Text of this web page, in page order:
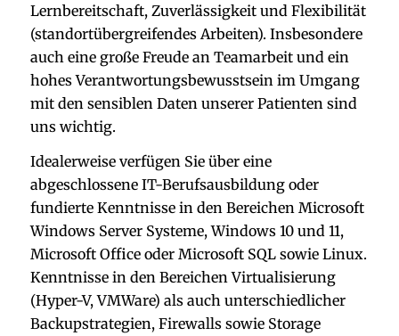
Lernbereitschaft, Zuverlässigkeit und Flexibilität
(standortübergreifendes Arbeiten). Insbesondere
auch eine große Freude an Teamarbeit und ein
hohes Verantwortungsbewusstsein im Umgang
mit den sensiblen Daten unserer Patienten sind
uns wichtig.
Idealerweise verfügen Sie über eine
abgeschlossene IT-Berufsausbildung oder
fundierte Kenntnisse in den Bereichen Microsoft
Windows Server Systeme, Windows 10 und 11,
Microsoft Office oder Microsoft SQL sowie Linux.
Kenntnisse in den Bereichen Virtualisierung
(Hyper-V, VMWare) als auch unterschiedlicher
Backupstrategien, Firewalls sowie Storage